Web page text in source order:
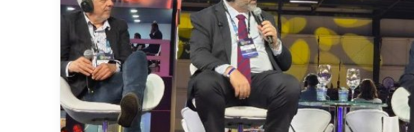
Abranet
15 de outubro de 2025
Revista Abranet . 48